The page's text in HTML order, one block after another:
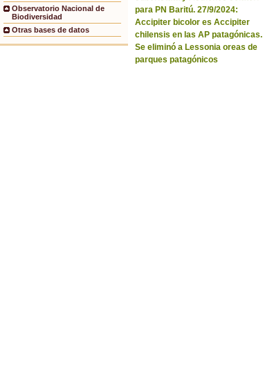
Observatorio Nacional de
Biodiversidad
Otras bases de datos
para PN Baritú. 27/9/2024:
Accipiter bicolor es Accipiter
chilensis en las AP patagónicas.
Se eliminó a Lessonia oreas de
parques patagónicos